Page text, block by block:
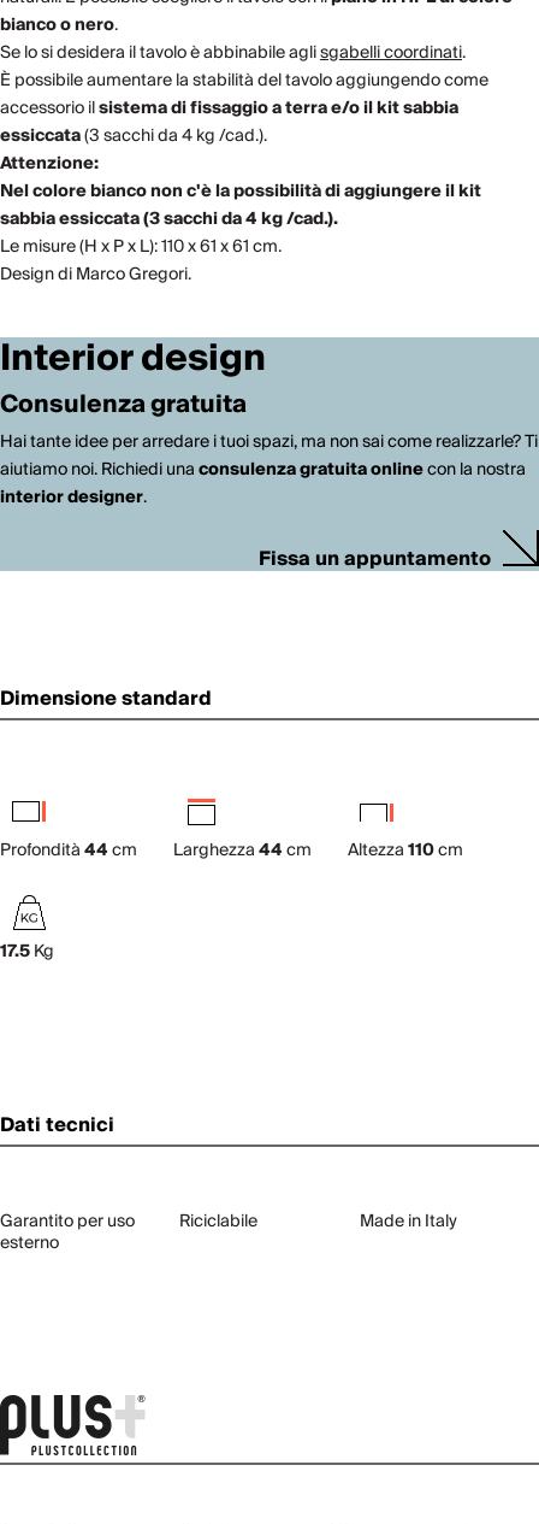
bianco o nero.
Se lo si desidera il tavolo è abbinabile aglisgabelli coordinati.
È possibile aumentare la stabilità del tavolo aggiungendo come
accessorio ilsistema di fissaggio a terra e/o il kit sabbia
essiccata(3 sacchi da 4 kg /cad.).
Attenzione:
Nel colore bianco non c'è la possibilità di aggiungere il kit
sabbia essiccata (3 sacchi da 4 kg /cad.).
Le misure (H x P x L): 110 x 61 x 61 cm.
Design di Marco Gregori.
Interior design
Consulenza gratuita
Hai tante idee per arredare i tuoi spazi, ma non sai come realizzarle? Ti
aiutiamo noi. Richiedi unaconsulenza gratuita onlinecon la nostra
interior designer.
Fissa un appuntamento
Dimensione standard
Profondità44cm Larghezza44cm Altezza110cm
17.5Kg
Dati tecnici
Garantito per uso
esterno
Riciclabile Made in Italy